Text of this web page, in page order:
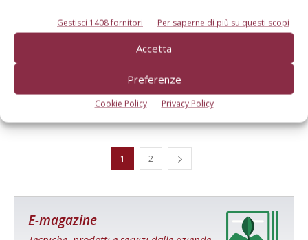
Gestisci 1408 fornitori Per saperne di più su questi scopi
Accetta
Preferenze
Cookie Policy Privacy Policy
Mercato ancora in difficoltà
Di Francesco Bartolozzi, Macchine e Motori - 22 Gennaio 2013
1 2
E-magazine